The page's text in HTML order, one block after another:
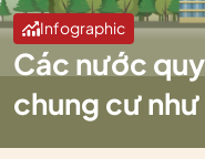
Infographic
Các nước
chung cư